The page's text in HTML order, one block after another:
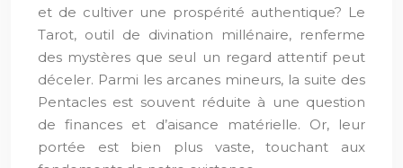
et de cultiver une prospérité authentique? Le
Tarot, outil de divination millénaire, renferme
des mystères que seul un regard attentif peut
déceler. Parmi les arcanes mineurs, la suite des
Pentacles est souvent réduite à une question
de finances et d’aisance matérielle. Or, leur
portée est bien plus vaste, touchant aux